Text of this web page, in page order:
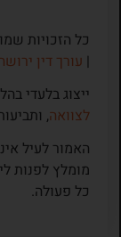
כל הזכויות
| עורך דין
ייצוג בלעדי
לצוואה,
האמור לעיל
מומלץ לפנות
כל פעולה.